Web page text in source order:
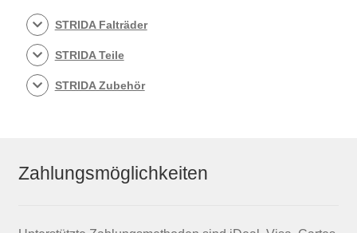
STRIDA Falträder
STRIDA Teile
STRIDA Zubehör
Zahlungsmöglichkeiten